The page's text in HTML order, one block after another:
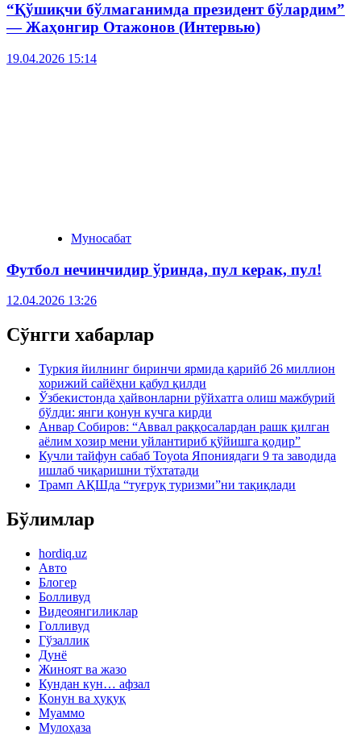
“Қўшиқчи бўлмаганимда президент бўлардим”
— Жаҳонгир Отажонов (Интервью)
19.04.2026 15:14
Муносабат
Футбол нечинчидир ўринда, пул керак, пул!
12.04.2026 13:26
Сўнгги хабарлар
Туркия йилнинг биринчи ярмида қарийб 26 миллион
хорижий сайёҳни қабул қилди
Ўзбекистонда ҳайвонларни рўйхатга олиш мажбурий
бўлди: янги қонун кучга кирди
Анвар Собиров: “Аввал раққосалардан рашк қилган
аёлим ҳозир мени уйлантириб қўйишга қодир”
Кучли тайфун сабаб Toyota Япониядаги 9 та заводида
ишлаб чиқаришни тўхтатади
Трамп АҚШда “туғруқ туризми”ни тақиқлади
Бўлимлар
hordiq.uz
Авто
Блогер
Болливуд
Видеоянгиликлар
Голливуд
Гўзаллик
Дунё
Жиноят ва жазо
Кундан кун… афзал
Қонун ва ҳуқуқ
Муаммо
Мулоҳаза